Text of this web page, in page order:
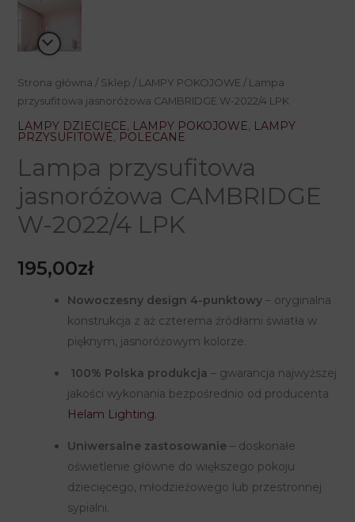
Strona główna / Sklep / LAMPY POKOJOWE / Lampa
przysufitowa jasnoróżowa CAMBRIDGE W-2022/4 LPK
LAMPY DZIECIĘCE, LAMPY POKOJOWE, LAMPY
PRZYSUFITOWE, POLECANE
Lampa przysufitowa
jasnoróżowa CAMBRIDGE
W-2022/4 LPK
195,00zł
Nowoczesny design 4-punktowy– oryginalna
konstrukcja z aż czterema źródłami światła w
pięknym, jasnoróżowym kolorze.
100% Polska produkcja – gwarancja najwyższej
jakości wykonania bezpośrednio od producenta
Helam Lighting.
Uniwersalne zastosowanie– doskonałe
oświetlenie główne do większego pokoju
dziecięcego, młodzieżowego lub przestronnej
sypialni.